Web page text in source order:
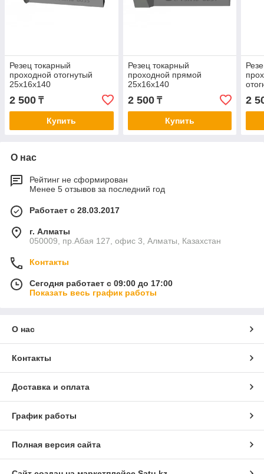
Резец токарный
проходной отогнутый
25х16х140
2 500 ₸
Купить
Резец токарный
проходной прямой
25х16х140
2 500₸
Купить
2
О нас
Рейтинг не сформирован
Менее 5 отзывов за последний год
Работает с 28.03.2017
г. Алматы
050009, пр.Абая 127, офис 3, Алматы, Казахстан
Контакты
Сегодня работает с 09:00 до 17:00
Показать весь график работы
О нас
Контакты
Доставка и оплата
График работы
Полная версия сайта